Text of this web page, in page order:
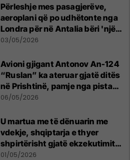
Përleshje mes pasagjerëve,
aeroplani që po udhëtonte nga
Londra për në Antalia bëri 'një
ulje emergjente' në Prishtinë
03/05/2026
Avioni gjigant Antonov An-124
“Ruslan” ka ateruar gjatë ditës
në Prishtinë, pamje nga pista
publikohen edhe në rrjete
06/05/2026
U martua me të dënuarin me
vdekje, shqiptarja e thyer
shpirtërisht gjatë ekzekutimit
të Broadnax
01/05/2026